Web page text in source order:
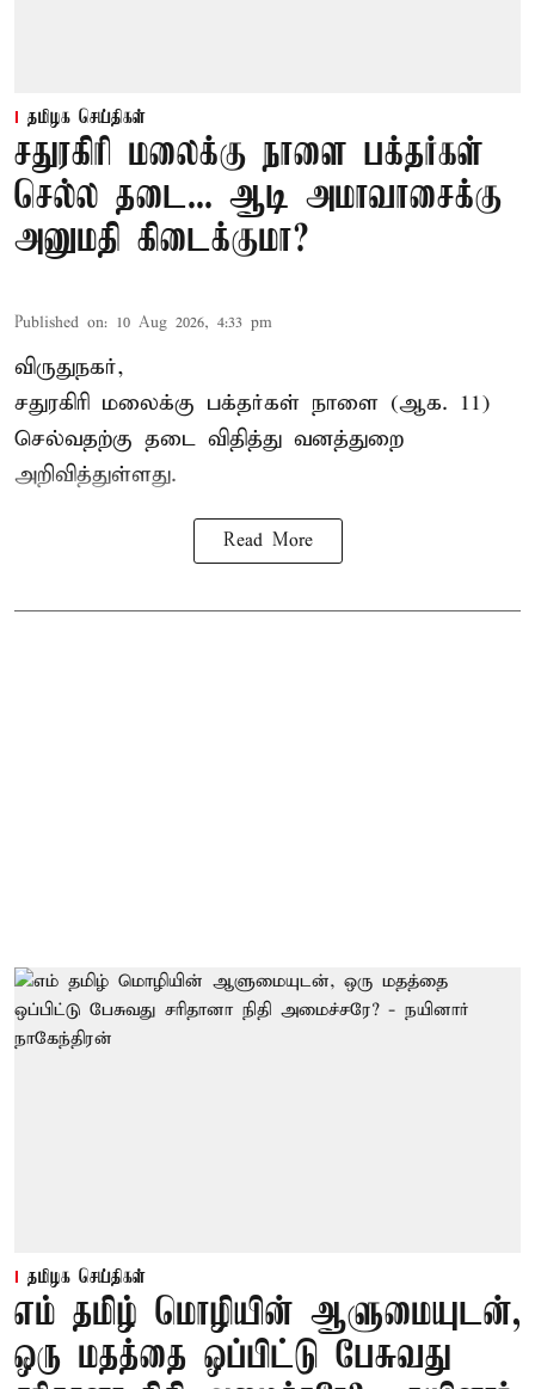
தமிழக செய்திகள்
சதுரகிரி மலைக்கு நாளை பக்தர்கள்
செல்ல தடை... ஆடி அமாவாசைக்கு
அனுமதி கிடைக்குமா?
Published on: 10 Aug 2026, 4:33 pm
விருதுநகர்,
சதுரகிரி மலைக்கு பக்தர்கள் நாளை (ஆக. 11)
செல்வதற்கு தடை விதித்து வனத்துறை
அறிவித்துள்ளது.
Read More
தமிழக செய்திகள்
எம் தமிழ் மொழியின் ஆளுமையுடன்,
ஒரு மதத்தை ஒப்பிட்டு பேசுவது